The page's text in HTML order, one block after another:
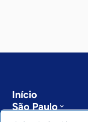
Início
São Paulo